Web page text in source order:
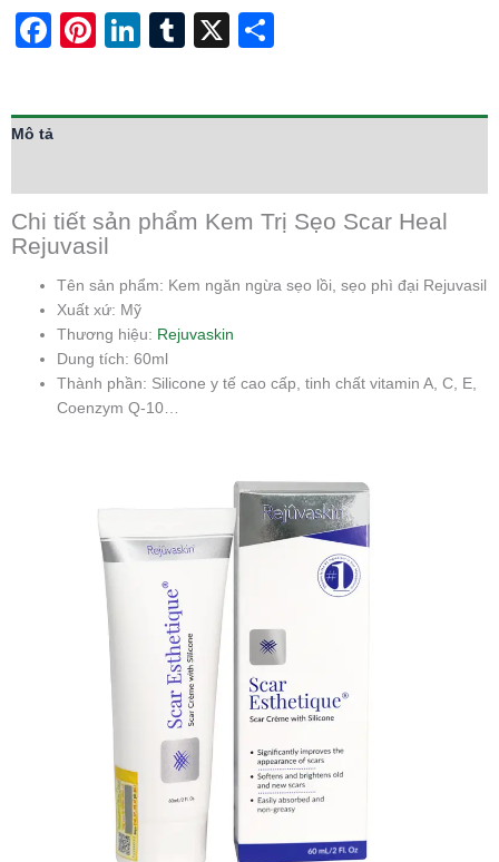
Facebook
Pinterest
LinkedIn
Tumblr
X
Mô tả
Chi tiết sản phẩm Kem Trị Sẹo Scar Heal
Rejuvasil
Tên sản phẩm: Kem ngăn ngừa sẹo lồi, sẹo phì đại Rejuvasil
Xuất xứ: Mỹ
Thương hiệu: Rejuvaskin
Dung tích: 60ml
Thành phần: Silicone y tế cao cấp, tinh chất vitamin A, C, E,
Coenzym Q-10…